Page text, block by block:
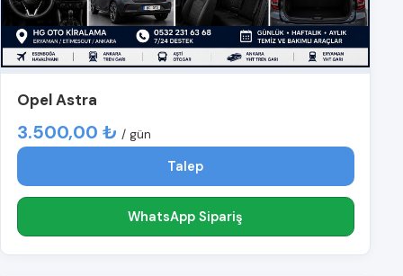
Opel Astra
3.500,00 ₺ / gün
Talep
WhatsApp Sipariş